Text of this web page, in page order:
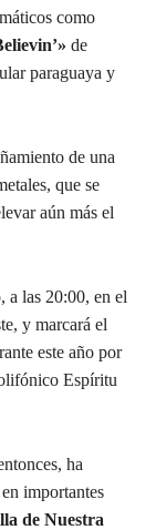
como
de
paraguaya y
de una
que se
aún más el
a las 20:00, en el
y marcará el
este año por
Espíritu
ha
importantes
de Nuestra